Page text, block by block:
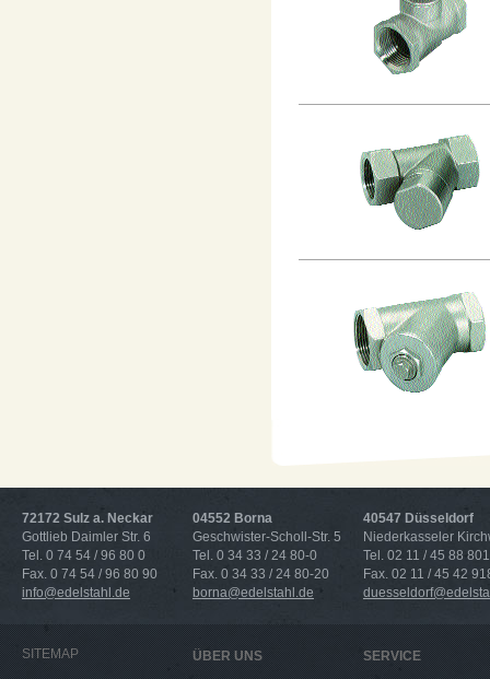
72172 Sulz a. Neckar
Gottlieb Daimler Str. 6
Tel. 0 74 54 / 96 80 0
Fax. 0 74 54 / 96 80 90
info@edelstahl.de
04552 Borna
Geschwister-Scholl-Str. 5
Tel. 0 34 33 / 24 80-0
Fax. 0 34 33 / 24 80-20
borna@edelstahl.de
40547 Düsseldorf
Niederkasseler
Tel. 02 11 / 45 88 801
Fax. 02 11 / 45 42
SITEMAP ÜBER UNS SERVICE